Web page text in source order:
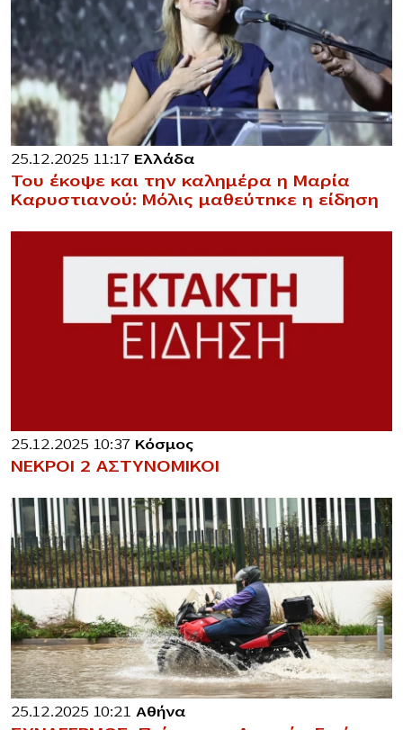
25.12.2025 11:17 Ελλάδα
Του έκοψε και την καλημέρα η Μαρία
Καρυστιανού: Μόλις μαθεύτnκε η είδηση
25.12.2025 10:37 Κόσμος
ΝΕΚΡΟΙ 2 ΑΣΤΥΝΟΜΙΚΟΙ
25.12.2025 10:21 Αθήνα